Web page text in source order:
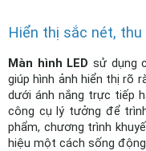
Hiển thị sắc nét, thu
Màn hình LED sử dụng
giúp hình ảnh hiển thị rõ
dưới ánh nắng trực tiếp
công cụ lý tưởng để
phẩm, chương trình
hiệu một cách sống